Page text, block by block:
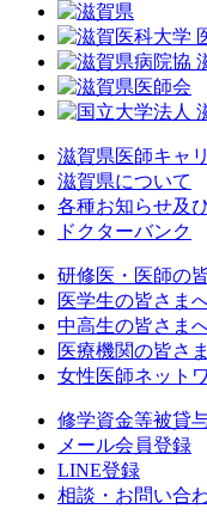
滋賀県医師キャ
滋賀県について
各種お知らせ及
ドクターバンク
研修医・医師の
医学生の皆さま
中高生の皆さま
医療機関の皆さ
女性医師ネット
修学資金等被貸
メール会員登録
LINE登録
相談・お問い合